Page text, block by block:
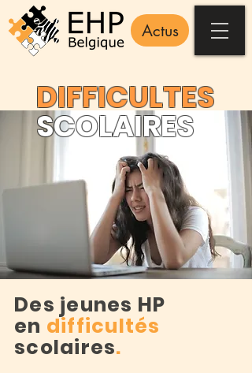
Actus
DIFFICULTES
SCOLAIRES
Des jeunes HP
en difficultés
scolaires.